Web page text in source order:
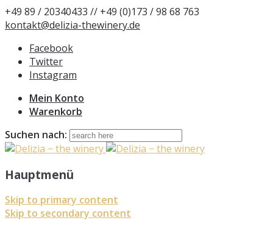
+49 89 / 20340433 // +49 (0)173 / 98 68 763
kontakt@delizia-thewinery.de
Facebook
Twitter
Instagram
Mein Konto
Warenkorb
Suchen nach:
Hauptmenü
Skip to primary content
Skip to secondary content